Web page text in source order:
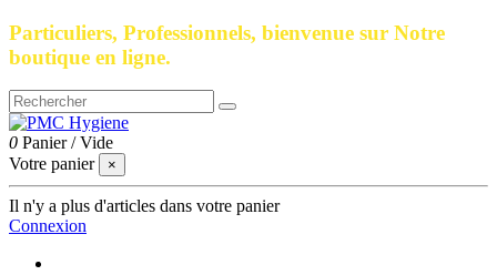
Particuliers, Professionnels, bienvenue sur Notre
boutique en ligne.
0 Panier /Vide
Votre panier
×
Il n'y a plus d'articles dans votre panier
Connexion